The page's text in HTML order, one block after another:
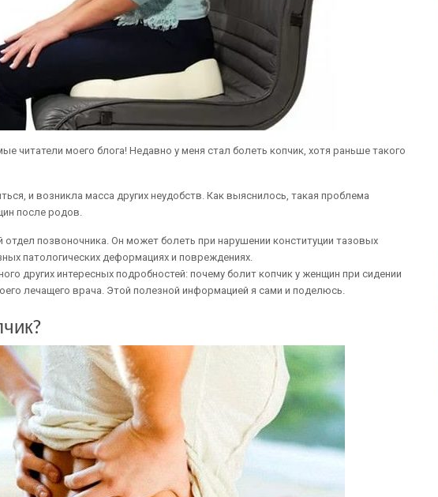
читатели моего блога! Недавно у меня стал болеть копчик, хотя раньше такого
и возникла масса других неудобств. Как выяснилось, такая проблема
после родов.
позвоночника. Он может болеть при нарушении конституции тазовых
патологических деформациях и повреждениях.
других интересных подробностей: почему болит копчик у женщин при сидении
лечащего врача. Этой полезной информацией я сами и поделюсь.